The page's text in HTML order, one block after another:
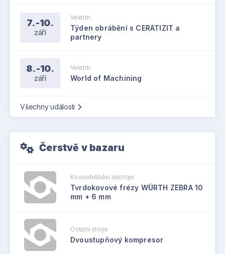
7.-10.
září
Veletrh
Týden obrábění s CERATIZIT a
partnery
8.-10.
září
Veletrh
World of Machining
Všechny události
Čerstvě v bazaru
Kovoobráběcí nástroje
Tvrdokovové frézy WÜRTH ZEBRA 10
mm + 6 mm
Ostatní stroje
Dvoustupňový kompresor